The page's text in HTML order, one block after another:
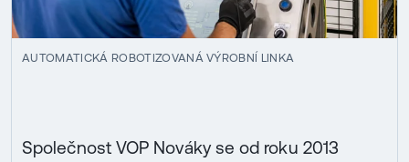
AUTOMATICKÁ ROBOTIZOVANÁ VÝROBNÍ LINKA
Společnost VOP Nováky se od roku 2013